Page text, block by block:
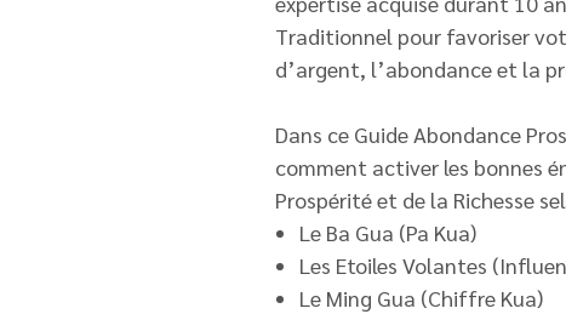
Traditionnel pour favoriser
d’argent, l’abondance et la
Dans ce Guide Abondance
comment activer les bonnes
Prospérité et de la Richesse
Le Ba Gua (Pa Kua)
Les Etoiles Volantes
Le Ming Gua (Chiffre Kua)